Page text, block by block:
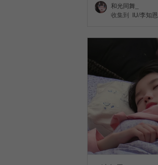
和光同舞_
收集到 IU/李知恩